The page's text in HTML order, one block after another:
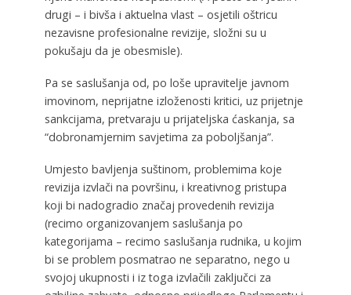
drugi – i bivša i aktuelna vlast – osjetili oštricu
nezavisne profesionalne revizije, složni su u
pokušaju da je obesmisle).
Pa se saslušanja od, po loše upravitelje javnom
imovinom, neprijatne izloženosti kritici, uz prijetnje
sankcijama, pretvaraju u prijateljska ćaskanja, sa
“dobronamjernim savjetima za poboljšanja”.
Umjesto bavljenja suštinom, problemima koje
revizija izvlači na površinu, i kreativnog pristupa
koji bi nadogradio značaj provedenih revizija
(recimo organizovanjem saslušanja po
kategorijama – recimo saslušanja rudnika, u kojim
bi se problem posmatrao ne separatno, nego u
svojoj ukupnosti i iz toga izvlačili zaključci za